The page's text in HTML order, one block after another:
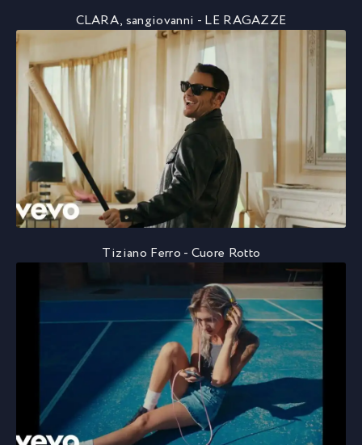
CLARA, sangiovanni - LE RAGAZZE
Tiziano Ferro - Cuore Rotto